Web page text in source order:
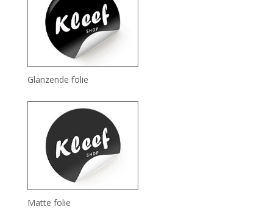
Glanzende folie
Matte folie